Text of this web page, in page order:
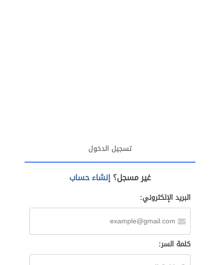
تسجيل الدخول
غير مسجل؟إنشاء حساب
البريد الإلكتروني:
كلمة السر: